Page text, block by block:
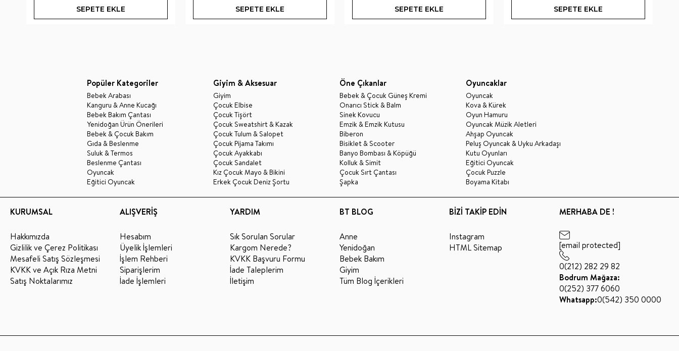
SEPETE EKLE SEPETE EKLE SEPETE EKLE SEPETE EKLE
Popüler Kategoriler
Bebek Arabası
Kanguru & Anne Kucağı
Bebek Bakım Çantası
Yenidoğan Ürün Önerileri
Bebek & Çocuk Bakım
Gıda & Beslenme
Suluk & Termos
Beslenme Çantası
Oyuncak
Eğitici Oyuncak
Giyim & Aksesuar
Giyim
Çocuk Elbise
Çocuk Tişört
Çocuk Sweatshirt & Kazak
Çocuk Tulum & Salopet
Çocuk Pijama Takımı
Çocuk Ayakkabı
Çocuk Sandalet
Kız Çocuk Mayo & Bikini
Erkek Çocuk Deniz Şortu
Öne Çıkanlar
Bebek & Çocuk Güneş Kremi
Onarıcı Stick & Balm
Sinek Kovucu
Emzik & Emzik Kutusu
Biberon
Bisiklet & Scooter
Banyo Bombası & Köpüğü
Kolluk & Simit
Çocuk Sırt Çantası
Şapka
Oyuncaklar
Oyuncak
Kova & Kürek
Oyun Hamuru
Oyuncak Müzik Aletleri
Ahşap Oyuncak
Peluş Oyuncak & Uyku Arkadaşı
Kutu Oyunları
Eğitici Oyuncak
Çocuk Puzzle
Boyama Kitabı
KURUMSAL
Hakkımızda
Gizlilik ve Çerez Politikası
Mesafeli Satış Sözleşmesi
KVKK ve Açık Rıza Metni
Satış Noktalarımız
ALIŞVERİŞ
Hesabım
Üyelik İşlemleri
İşlem Rehberi
Siparişlerim
İade İşlemleri
YARDIM
Sık Sorulan Sorular
Kargom Nerede?
KVKK Başvuru Formu
İade Taleplerim
İletişim
BT BLOG
Anne
Yenidoğan
Bebek Bakım
Giyim
Tüm Blog İçerikleri
BİZİ TAKİP EDİN
Instagram
HTML Sitemap
MERHABA DE !
[email protected]
0(212) 282 29 82
Bodrum Mağaza:
0(252) 377 6060
Whatsapp:0(542) 350 0000